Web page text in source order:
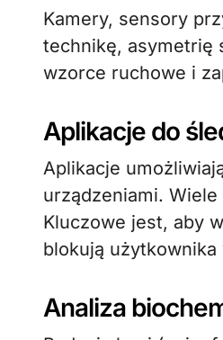
Kamery, sensory
technikę, asymetrię
wzorce ruchowe i
Aplikacje do
Aplikacje
urządzeniami.
Kluczowe jest, aby
blokują
Analiza